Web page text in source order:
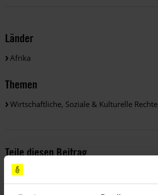
Länder
Afrika
Themen
Wirtschaftliche, Soziale & Kulturelle Rechte
Teile diesen Beitrag